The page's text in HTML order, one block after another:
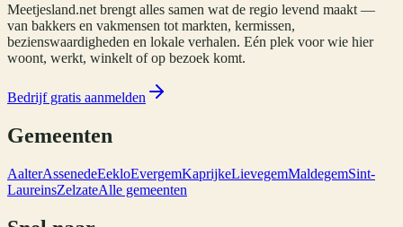
Meetjesland.net brengt alles samen wat de regio levend maakt —
van bakkers en vakmensen tot markten, kermissen,
bezienswaardigheden en lokale verhalen. Eén plek voor wie hier
woont, werkt, winkelt of op bezoek komt.
Bedrijf gratis aanmelden
Gemeenten
AalterAssenedeEekloEvergemKaprijkeLievegemMaldegemSint-
LaureinsZelzateAlle gemeenten